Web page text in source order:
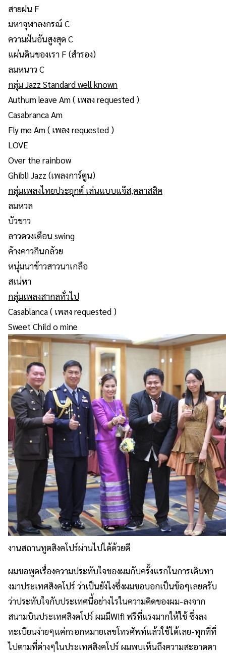
สายฝน F
มหาจุฬาลงกรณ์ C
ความฝันอันสูงสุด C
แผ่นดินของเรา F (สำรอง)
ลมหนาว C
กลุ่ม Jazz Standard well known
Authum leave Am ( เพลง requested )
Casabranca Am
Fly me Am ( เพลง requested )
LOVE
Over the rainbow
Ghibli Jazz (เพลงการ์ตูน)
กลุ่มเพลงไทยประยุกต์ เล่นแบบแจ๊ส,คลาสสิค
ลมหวล
บัวขาว
ลาวดวงเดือน swing
ค้างคาวกินกล้วย
หนุ่มนาข้าวสาวนาเกลือ
สเน่หา
กลุ่มเพลงสากลทั่วไป
Casablanca ( เพลง requested )
Sweet Child o mine
งานสถานทูตสิงคโปร์ผ่านไปได้ด้วยดี
ผมขอพูดเรื่องความประทับใจของผมกับครั้งแรกในการเดินทา
งมาประเทศสิงคโปร์ ว่าเป็นยังไงซึ่งผมขอบอกเป็นข้อๆเลยครับ
ว่าประทับใจกับประเทศนี้อย่างไรในความคิดของผม-ลงจาก
สนามบินประเทศสิงคโปร์ ผมมีWifi ฟรีที่แรงมากให้ใช้ ซึ่งลง
ทะเบียนง่ายๆแค่กรอกหมายเลขโทรศัพท์แล้วใช้ได้เลย-ทุกที่ที่
ไปตามที่ต่างๆในประเทศสิงคโปร์ ผมพบเห็นถึงความสะอาดตา